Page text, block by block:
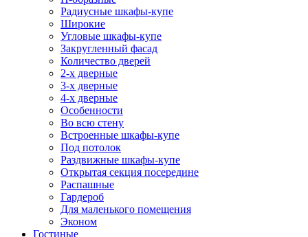
Радиусные шкафы-купе
Широкие
Угловые шкафы-купе
Закругленный фасад
Количество дверей
2-х дверные
3-х дверные
4-х дверные
Особенности
Во всю стену
Встроенные шкафы-купе
Под потолок
Раздвижные шкафы-купе
Открытая секция посередине
Распашные
Гардероб
Для маленького помещения
Эконом
Гостиные